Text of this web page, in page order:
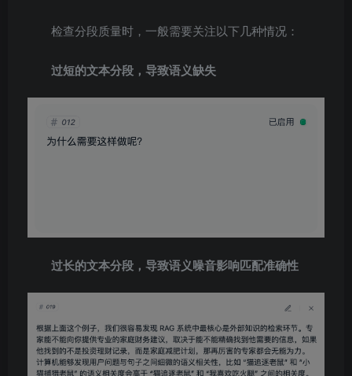
检查分段质量时，一般需要关注以下几种情况：
过短的文本分段，导致语义缺失
过长的文本分段，导致语义噪音影响匹配准确性